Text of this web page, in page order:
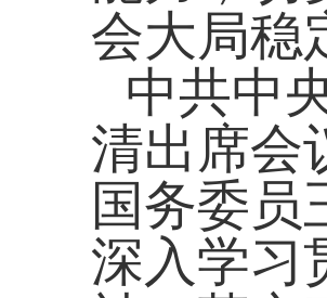
会大局稳
中共中
清出席会
国务委员
深入学习